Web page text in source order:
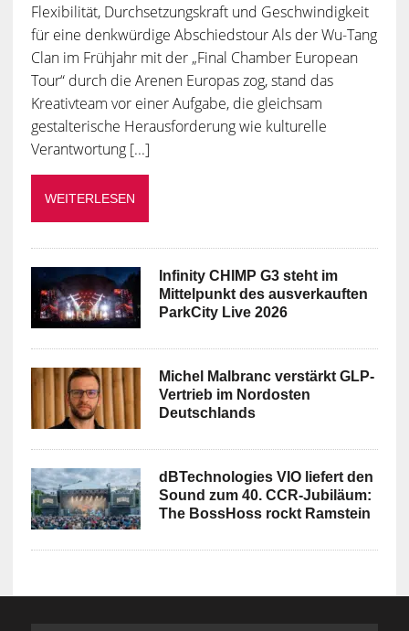
Flexibilität, Durchsetzungskraft und Geschwindigkeit
für eine denkwürdige Abschiedstour Als der Wu-Tang
Clan im Frühjahr mit der „Final Chamber European
Tour“ durch die Arenen Europas zog, stand das
Kreativteam vor einer Aufgabe, die gleichsam
gestalterische Herausforderung wie kulturelle
Verantwortung [...]
WEITERLESEN
Infinity CHIMP G3 steht im
Mittelpunkt des ausverkauften
ParkCity Live 2026
Michel Malbranc verstärkt GLP-
Vertrieb im Nordosten
Deutschlands
dBTechnologies VIO liefert den
Sound zum 40. CCR-Jubiläum:
The BossHoss rockt Ramstein